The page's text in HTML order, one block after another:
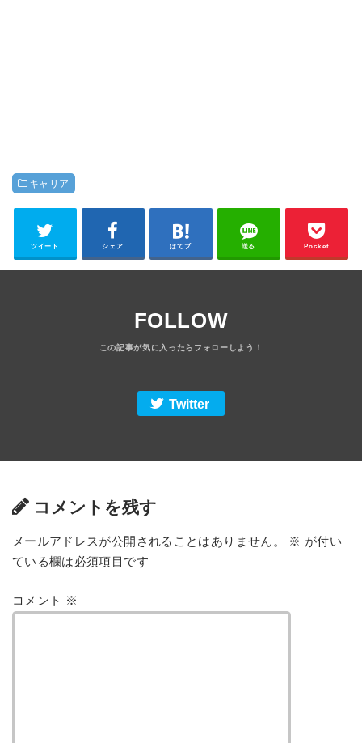
キャリア
ツイート シェア はてブ 送る Pocket
FOLLOW
Twitter
コメントを残す
メールアドレスが公開されることはありません。 ※ が付い
ている欄は必須項目です
コメント ※